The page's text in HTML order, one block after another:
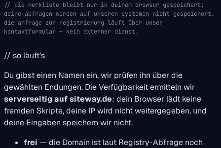
die merkliste bleibt nur in deinem browser gespeichert;
deine abfragen werden auf unseren systemen nicht gespeichert.
die anfrage zur registrierung läuft über unser
kontaktformular — kein externer dienst.
// so läuft's
Du gibst einen Namen ein, wir prüfen ihn über die
gewählten Endungen. Die Verfügbarkeit ermitteln wir
serverseitig auf siteway.de: dein Browser lädt keine
fremden Skripte, deine IP wird nicht weitergegeben, und
deine Eingaben speichern wir nicht.
frei — die Domain ist laut Registry-Abfrage noch